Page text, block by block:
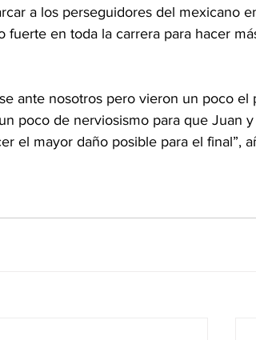
a los perseguidores del mexicano
fuerte en toda la carrera para hacer
ante nosotros pero vieron un poco el
poco de nerviosismo para que Juan
el mayor daño posible para el final”,